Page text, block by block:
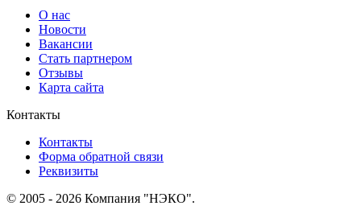
О нас
Новости
Вакансии
Стать партнером
Отзывы
Карта сайта
Контакты
Контакты
Форма обратной связи
Реквизиты
© 2005 - 2026 Компания "НЭКО".